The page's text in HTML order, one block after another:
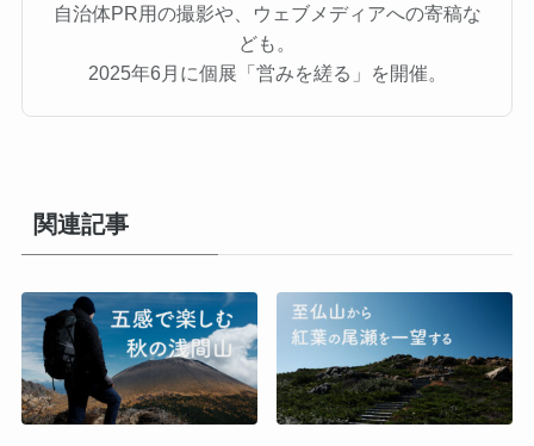
自治体PR用の撮影や、ウェブメディアへの寄稿な
ども。
2025年6月に個展「営みを縒る」を開催。
関連記事